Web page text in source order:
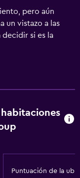
pero aún
un vistazo a las
si es la
Puntuación de la